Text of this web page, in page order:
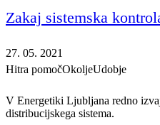
Zakaj sistemska
27. 05. 2021
Hitra pomočOkoljeUdobje
V Energetiki Ljubljana redno
distribucijskega sistema.